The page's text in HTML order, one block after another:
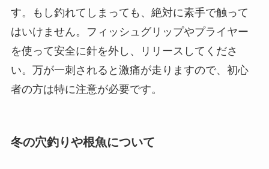
す。もし釣れてしまっても、絶対に素手で触って
はいけません。フィッシュグリップやプライヤー
を使って安全に針を外し、リリースしてくださ
い。万が一刺されると激痛が走りますので、初心
者の方は特に注意が必要です。
冬の穴釣りや根魚について